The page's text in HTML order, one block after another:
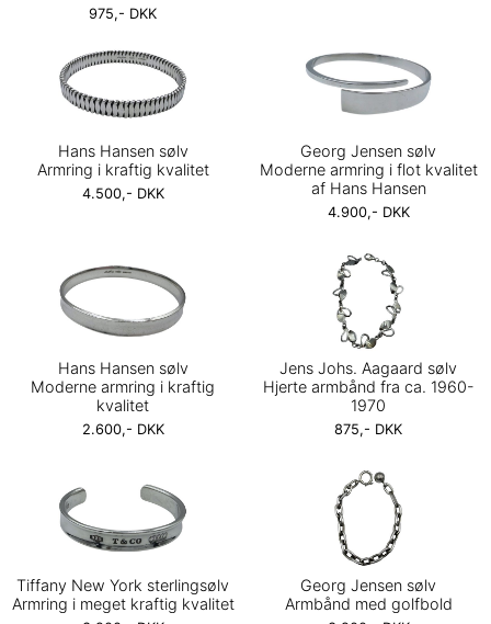
975,- DKK
Hans Hansen sølv
Armring i kraftig kvalitet
4.500,- DKK
Georg Jensen sølv
Moderne armring i flot kvalitet
af Hans Hansen
4.900,- DKK
Hans Hansen sølv
Moderne armring i kraftig
kvalitet
2.600,- DKK
Jens Johs. Aagaard sølv
Hjerte armbånd fra ca. 1960-
1970
875,- DKK
Tiffany New York sterlingsølv
Armring i meget kraftig kvalitet
Georg Jensen sølv
Armbånd med golfbold